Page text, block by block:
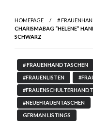
HOMEPAGE
#
CHARISMABAG “HELENE”
SCHWARZ
# FRAUENHANDTASCHEN
#FRAUENLISTEN
#NEUEFRAUENTASCHEN
GERMAN LISTINGS